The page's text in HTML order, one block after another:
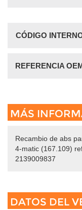
CÓDIGO
REFERENCIA
MÁS
Recambio de abs
4-matic (167.109)
2139009837
DATOS DEL